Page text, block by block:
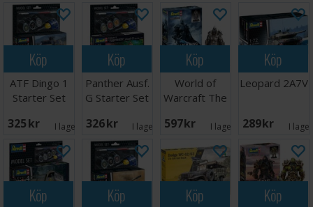
Köp
ATF Dingo 1
Starter Set
325 SEK I lager: 2
Köp
Panther Ausf.
G Starter Set
326 SEK I lager: 1
Köp
World of
Warcraft The
597 SEK I lager: 2
Köp
Leopard 2A7V
289 SEK I
Köp Köp Köp Köp